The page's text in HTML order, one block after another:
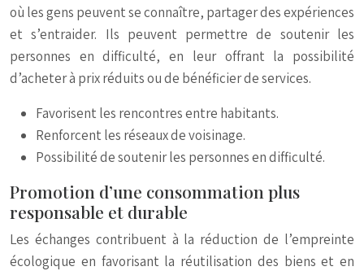
où les gens peuvent se connaître, partager des expériences
et s’entraider. Ils peuvent permettre de soutenir les
personnes en difficulté, en leur offrant la possibilité
d’acheter à prix réduits ou de bénéficier de services.
Favorisent les rencontres entre habitants.
Renforcent les réseaux de voisinage.
Possibilité de soutenir les personnes en difficulté.
Promotion d’une consommation plus
responsable et durable
Les échanges contribuent à la réduction de l’empreinte
écologique en favorisant la réutilisation des biens et en